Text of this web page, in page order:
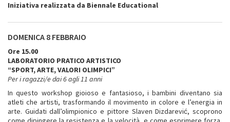
Iniziativa realizzata da Biennale Educational
DOMENICA 8 FEBBRAIO
Ore 15.00
LABORATORIO PRATICO ARTISTICO
“SPORT, ARTE, VALORI OLIMPICI”
Per i ragazzi/e dai 6 agli 11 anni
In questo workshop gioioso e fantasioso, i bambini diventano sia
atleti che artisti, trasformando il movimento in colore e l’energia in
arte. Guidati dall’olimpionico e pittore Slaven Dizdarević, scoprono